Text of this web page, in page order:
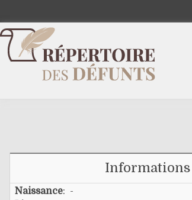
Informations
Naissance: -